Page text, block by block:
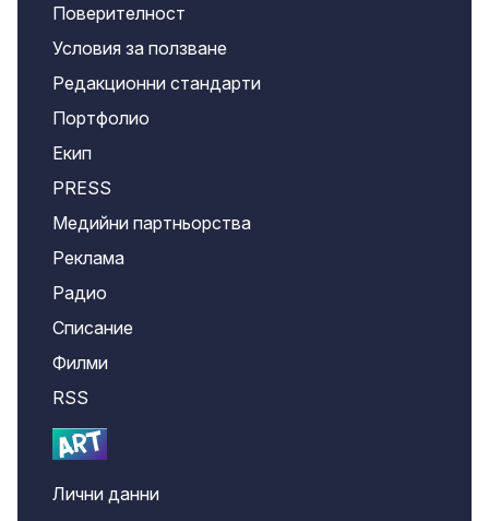
Поверителност
Условия за ползване
Редакционни стандарти
Портфолио
Екип
PRESS
Медийни партньорства
Реклама
Радио
Списание
Филми
RSS
Лични данни